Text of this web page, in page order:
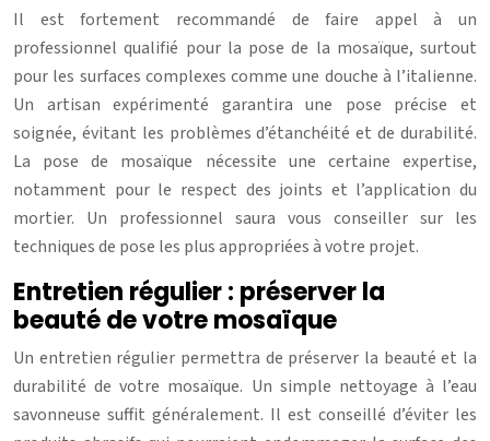
Il est fortement recommandé de faire appel à un
professionnel qualifié pour la pose de la mosaïque, surtout
pour les surfaces complexes comme une douche à l’italienne.
Un artisan expérimenté garantira une pose précise et
soignée, évitant les problèmes d’étanchéité et de durabilité.
La pose de mosaïque nécessite une certaine expertise,
notamment pour le respect des joints et l’application du
mortier. Un professionnel saura vous conseiller sur les
techniques de pose les plus appropriées à votre projet.
Entretien régulier : préserver la
beauté de votre mosaïque
Un entretien régulier permettra de préserver la beauté et la
durabilité de votre mosaïque. Un simple nettoyage à l’eau
savonneuse suffit généralement. Il est conseillé d’éviter les